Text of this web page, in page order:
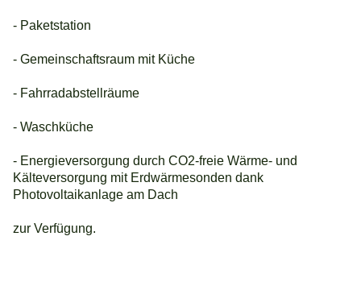
- Paketstation
- Gemeinschaftsraum mit Küche
- Fahrradabstellräume
- Waschküche
- Energieversorgung durch CO2-freie Wärme- und
Kälteversorgung mit Erdwärmesonden dank
Photovoltaikanlage am Dach
zur Verfügung.